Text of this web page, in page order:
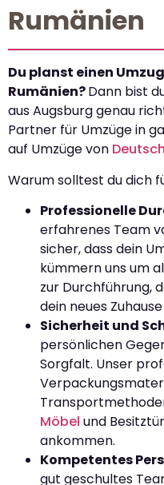
Rumänien
Du planst einen
Rumänien?Dann bist
aus Augsburg genau
Partner für Umzüge in
auf Umzüge von
Warum solltest du dich
Professionelle
erfahrenes Team
sicher, dass dein
kümmern uns um
zur Durchführung,
dein neues
Sicherheit und
persönlichen
Sorgfalt. Unser
Möbel und
ankommen.
Kompetentes
gut geschultes